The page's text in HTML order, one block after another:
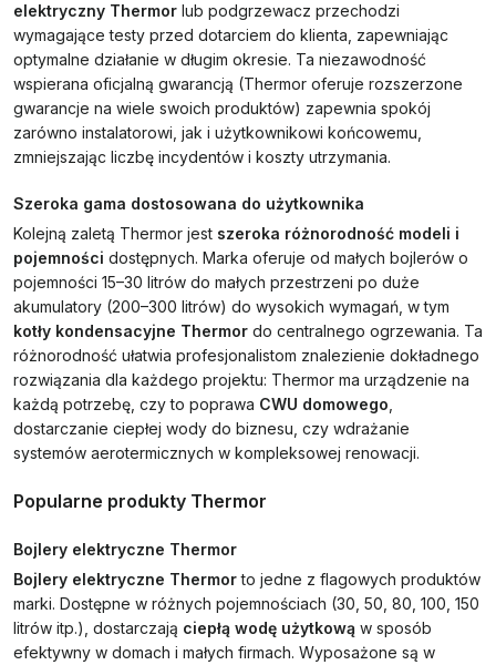
elektryczny Thermor lub podgrzewacz przechodzi
wymagające testy przed dotarciem do klienta, zapewniając
optymalne działanie w długim okresie. Ta niezawodność
wspierana oficjalną gwarancją (Thermor oferuje rozszerzone
gwarancje na wiele swoich produktów) zapewnia spokój
zarówno instalatorowi, jak i użytkownikowi końcowemu,
zmniejszając liczbę incydentów i koszty utrzymania.
Szeroka gama dostosowana do użytkownika
Kolejną zaletą Thermor jest szeroka różnorodność modeli i
pojemności dostępnych. Marka oferuje od małych bojlerów o
pojemności 15–30 litrów do małych przestrzeni po duże
akumulatory (200–300 litrów) do wysokich wymagań, w tym
kotły kondensacyjne Thermor do centralnego ogrzewania. Ta
różnorodność ułatwia profesjonalistom znalezienie dokładnego
rozwiązania dla każdego projektu: Thermor ma urządzenie na
każdą potrzebę, czy to poprawa CWU domowego
dostarczanie ciepłej wody do biznesu, czy wdrażanie
systemów aerotermicznych w kompleksowej renowacji.
Popularne produkty Thermor
Bojlery elektryczne Thermor
Bojlery elektryczne Thermorto jedne z flagowych produktów
marki. Dostępne w różnych pojemnościach (30, 50, 80, 100, 150
litrów itp.), dostarczają ciepłą wodę użytkową w sposób
efektywny w domach i małych firmach. Wyposażone są w